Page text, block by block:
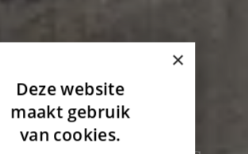
×
Deze website
maakt gebruik
van cookies.